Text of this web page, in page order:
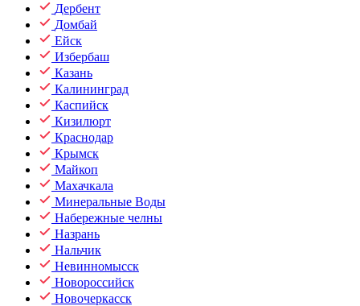
Дербент
Домбай
Ейск
Избербаш
Казань
Калининград
Каспийск
Кизилюрт
Краснодар
Крымск
Майкоп
Махачкала
Минеральные Воды
Набережные челны
Назрань
Нальчик
Невинномысск
Новороссийск
Новочеркасск